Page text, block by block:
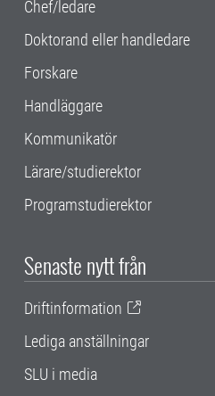
Chef/ledare
Doktorand eller handledare
Forskare
Handläggare
Kommunikatör
Lärare/studierektor
Programstudierektor
Senaste nytt från
Driftinformation
Lediga anställningar
SLU i media